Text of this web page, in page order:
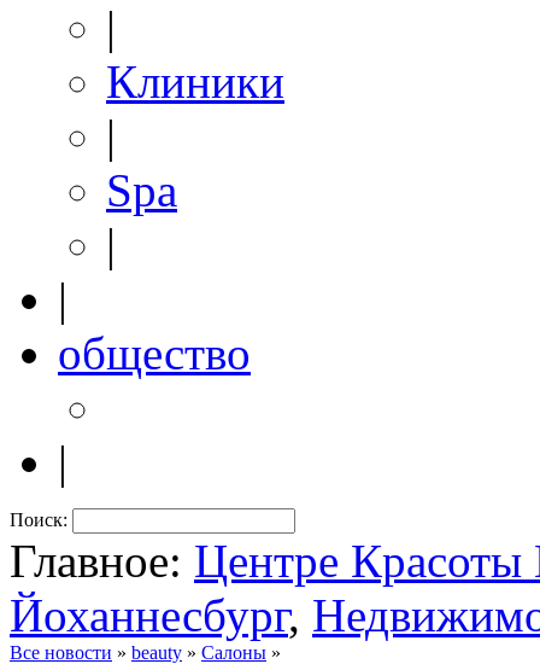
|
Клиники
|
Spa
|
|
общество
|
Поиск:
Главное: Центре
Йоханнесбург,
Все новости » beauty » Салоны »